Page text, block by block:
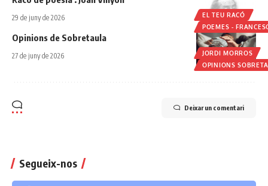
EL TEU RACÓ
POEMES -
29 de juny de 2026
JORDI MORROS
OPINIONS
Opinions de Sobretaula
27 de juny de 2026
Deixar un comentari
Segueix-nos